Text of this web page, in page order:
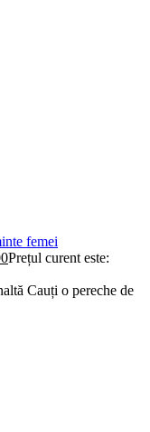
femei
Prețul curent este:
Cauți o pereche de